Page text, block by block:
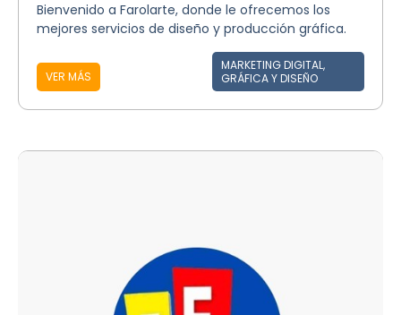
Bienvenido a Farolarte, donde le ofrecemos los
mejores servicios de diseño y producción gráfica.
VER MÁS
MARKETING DIGITAL,
GRÁFICA Y DISEÑO